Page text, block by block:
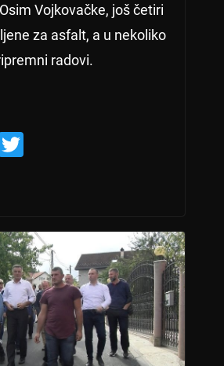
Vojkovačke, još četiri
za asfalt, a u nekoliko
radovi.